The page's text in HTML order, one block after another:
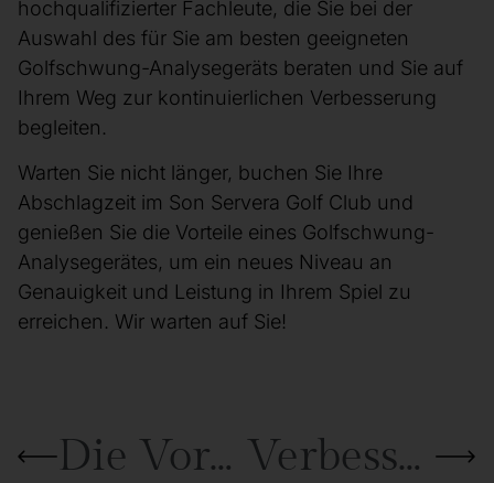
hochqualifizierter Fachleute, die Sie bei der
Auswahl des für Sie am besten geeigneten
Golfschwung-Analysegeräts beraten und Sie auf
Ihrem Weg zur kontinuierlichen Verbesserung
begleiten.
Warten Sie nicht länger, buchen Sie Ihre
Abschlagzeit im Son Servera Golf Club und
genießen Sie die Vorteile eines Golfschwung-
Analysegerätes, um ein neues Niveau an
Genauigkeit und Leistung in Ihrem Spiel zu
erreichen. Wir warten auf Sie!
Die Vorteile des Golfspiels im Freien Verbessern Sie Ihr Pine Trap-Erlebnis